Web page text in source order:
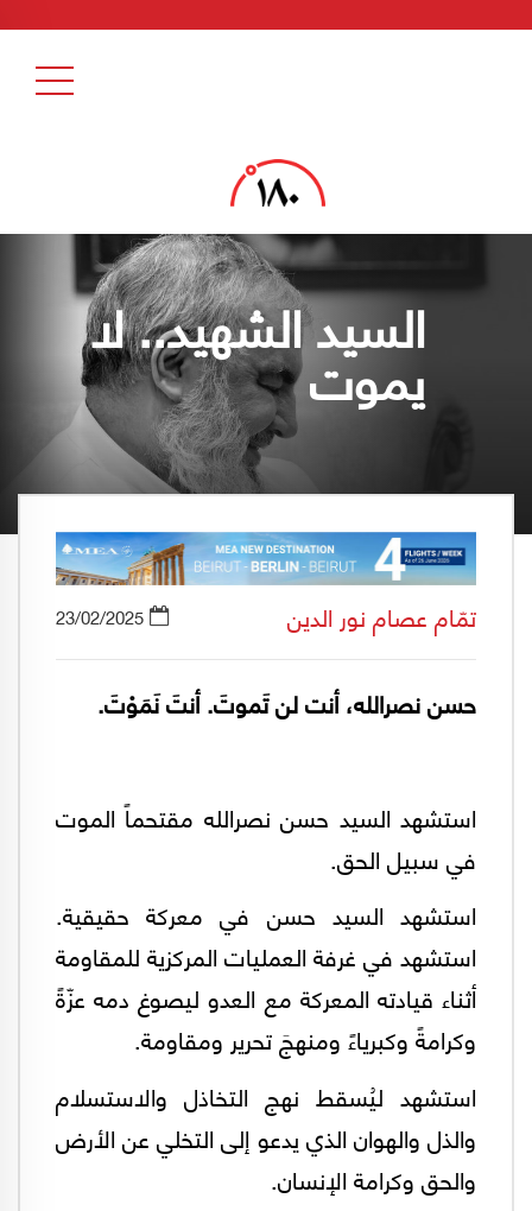
السيد الشهيد.. لا
يموت
تمّام عصام نور الدين 23/02/2025
حسن نصرالله، أنت لن تَموتَ. أنتَ نَمَوْتَ.
استشهد السيد حسن نصرالله مقتحماً الموت
في سبيل الحق.
استشهد السيد حسن في معركة حقيقية.
استشهد في غرفة العمليات المركزية للمقاومة
أثناء قيادته المعركة مع العدو ليصوغ دمه عزّةً
وكرامةً وكبرياءً ومنهجَ تحرير ومقاومة.
استشهد ليُسقط نهج التخاذل والاستسلام
والذل والهوان الذي يدعو إلى التخلي عن الأرض
والحق وكرامة الإنسان.